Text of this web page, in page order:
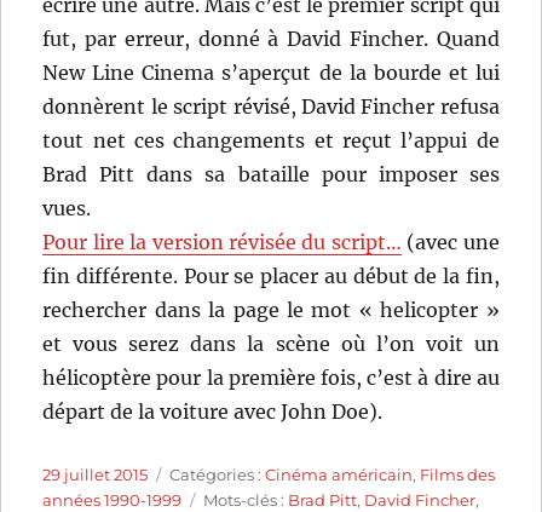
écrire une autre. Mais c’est le premier script qui
fut, par erreur, donné à David Fincher. Quand
New Line Cinema s’aperçut de la bourde et lui
donnèrent le script révisé, David Fincher refusa
tout net ces changements et reçut l’appui de
Brad Pitt dans sa bataille pour imposer ses
vues.
Pour lire la version révisée du script… (avec une
fin différente. Pour se placer au début de la fin,
rechercher dans la page le mot « helicopter »
et vous serez dans la scène où l’on voit un
hélicoptère pour la première fois, c’est à dire au
départ de la voiture avec John Doe).
Publié
le
29 juillet 2015 Catégories
Catégories :Cinéma américain, Films des
années 1990-1999
Étiquettes
Mots-clés : Brad Pitt, David Fincher,